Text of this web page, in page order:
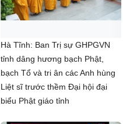
Hà Tĩnh: Ban Trị sự GHPGVN
tỉnh dâng hương bạch Phật,
bạch Tổ và tri ân các Anh hùng
Liệt sĩ trước thềm Đại hội đại
biểu Phật giáo tỉnh